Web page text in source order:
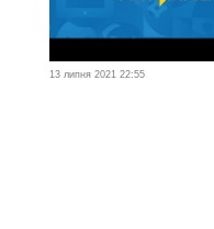
13 липня 2021 22:55